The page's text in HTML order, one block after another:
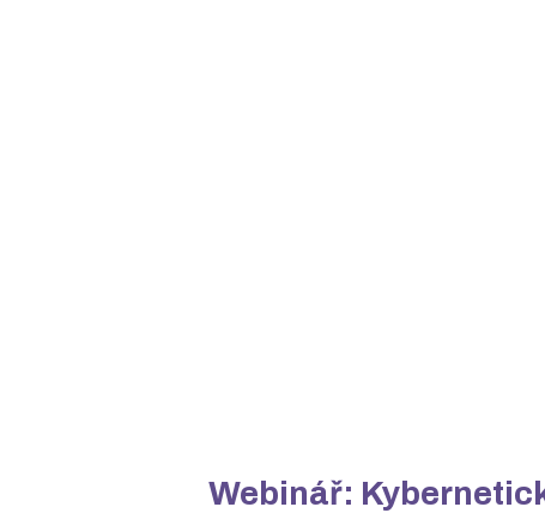
Webinář: